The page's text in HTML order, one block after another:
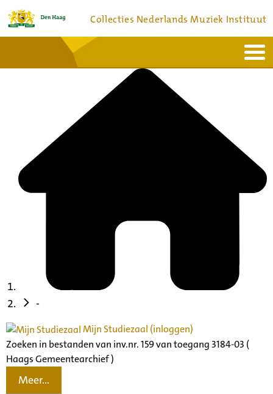
Collecties Nederlands Muziek Instituut
Bronnen en collecties
-
Mijn Studiezaal (inloggen)
Zoeken in bestanden van inv.nr. 159 van toegang 3184-03 (
Haags Gemeentearchief )
Meer...